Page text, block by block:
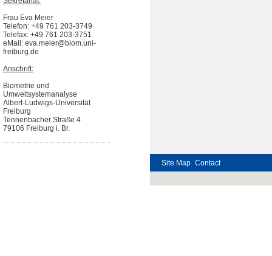
Frau Eva Meier
Telefon: +49 761 203-3749
Telefax: +49 761 203-3751
eMail: eva.meier@biom.uni-
freiburg.de
Anschrift:
Biometrie und
Umweltsystemanalyse
Albert-Ludwigs-Universität
Freiburg
Tennenbacher Straße 4
79106 Freiburg i. Br.
Site Map Contact